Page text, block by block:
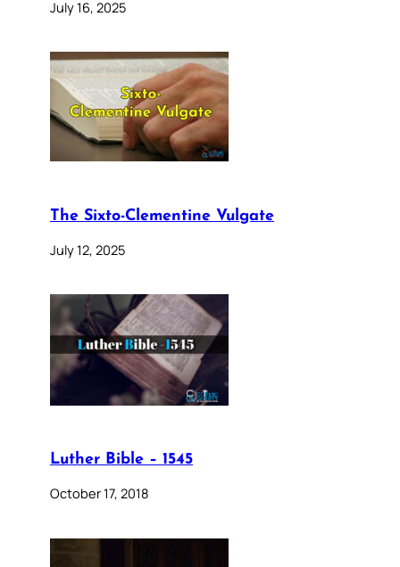
July 16, 2025
The Sixto-Clementine Vulgate
July 12, 2025
Luther Bible – 1545
October 17, 2018